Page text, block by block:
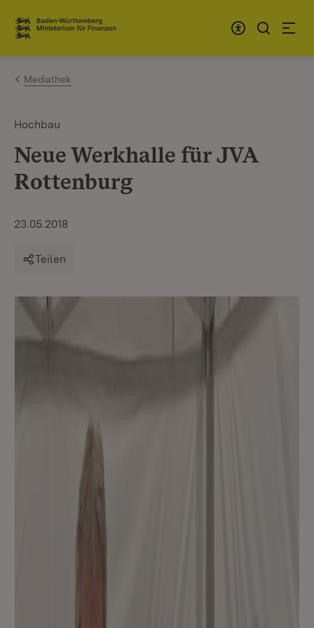
Zum Inhalt springen
Link zur Startseite
Mediathek
Hochbau
Neue Werkhalle für JVA
Rottenburg
23.05.2018
Teilen